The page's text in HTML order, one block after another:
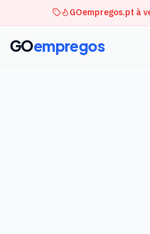
GOempregos.pt à
GOempregos